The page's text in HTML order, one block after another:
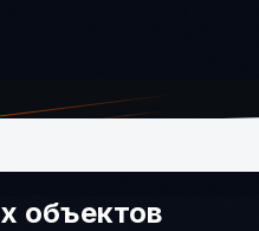
объектов